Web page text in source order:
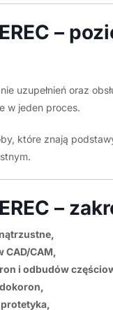
–
uzupełnień oraz
w jeden proces.
które znają
–
CAM,
i odbudów